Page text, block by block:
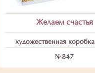
Желаем счастья
художественная
№847